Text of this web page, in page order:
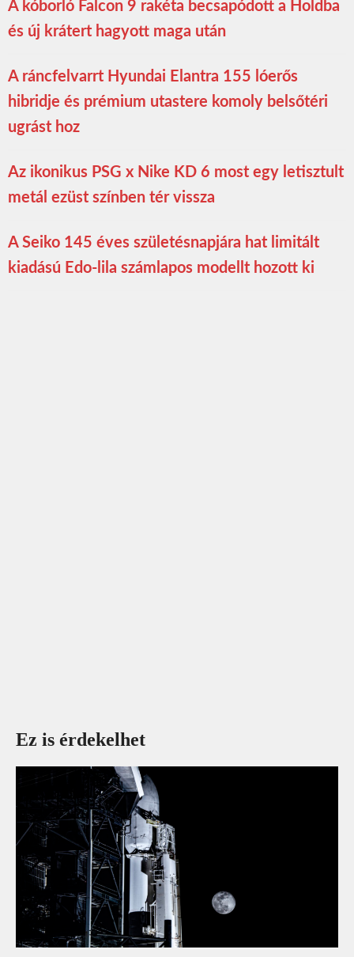
A kóborló Falcon 9 rakéta becsapódott a Holdba
és új krátert hagyott maga után
A ráncfelvarrt Hyundai Elantra 155 lóerős
hibridje és prémium utastere komoly belsőtéri
ugrást hoz
Az ikonikus PSG x Nike KD 6 most egy letisztult
metál ezüst színben tér vissza
A Seiko 145 éves születésnapjára hat limitált
kiadású Edo-lila számlapos modellt hozott ki
Ez is érdekelhet